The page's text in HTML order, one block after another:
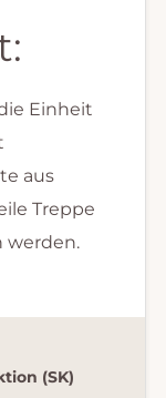
Einheit
aus
Treppe
werden.
(SK)